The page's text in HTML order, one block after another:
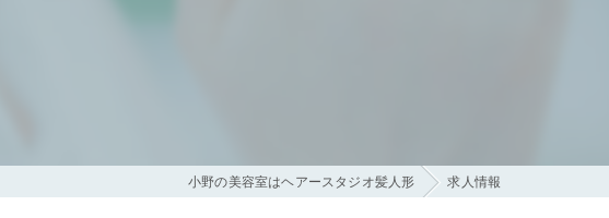
小野の美容室はヘアースタジオ髪人形 求人情報